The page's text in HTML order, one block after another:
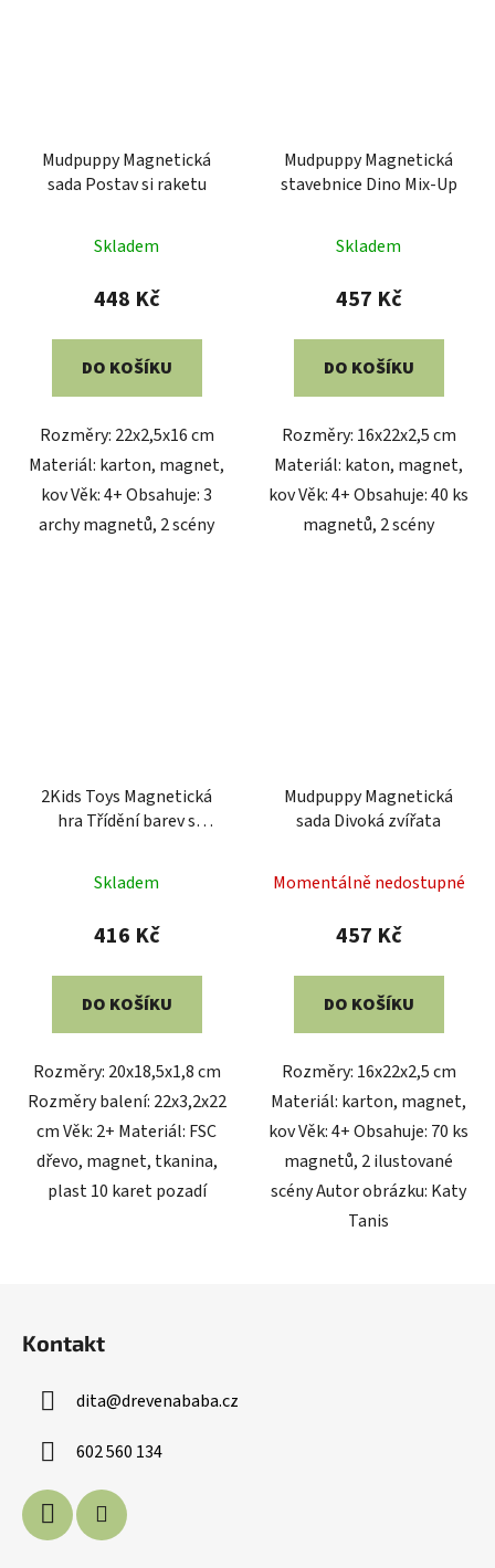
Mudpuppy Magnetická
sada Postav si raketu
Skladem
448 Kč
DO KOŠÍKU
Rozměry: 22x2,5x16 cm
Materiál: karton, magnet,
kov Věk: 4+ Obsahuje: 3
archy magnetů, 2 scény
Mudpuppy Magnetická
stavebnice Dino Mix-Up
Skladem
457 Kč
DO KOŠÍKU
Rozměry: 16x22x2,5 cm
Materiál: katon, magnet,
kov Věk: 4+ Obsahuje: 40 ks
magnetů, 2 scény
2Kids Toys Magnetická
hra Třídění barev s
Skladem
416 Kč
DO KOŠÍKU
Rozměry: 20x18,5x1,8 cm
Rozměry balení: 22x3,2x22
cm Věk: 2+ Materiál: FSC
dřevo, magnet, tkanina,
plast 10 karet pozadí
Mudpuppy Magnetická
sada Divoká zvířata
Momentálně nedostupné
457 Kč
DO KOŠÍKU
Rozměry: 16x22x2,5 cm
Materiál: karton, magnet,
kov Věk: 4+ Obsahuje: 70 ks
magnetů, 2 ilustované
scény Autor obrázku: Katy
Tanis
Kontakt
dita@drevenababa.cz
602 560 134